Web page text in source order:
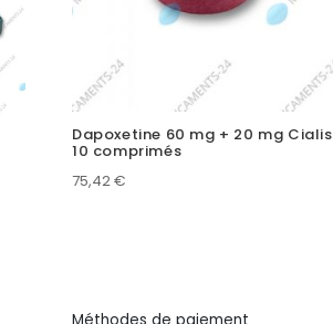
Dapoxetine 60 mg + 20 mg Cialis
10 comprimés
75,42€